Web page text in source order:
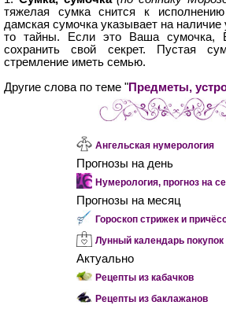
тяжелая сумка снится к
дамская сумочка указывает на
то тайны. Если это Ваша сумочка,
сохранить свой секрет. Пустая
стремление иметь семью.
Другие слова по теме "Предметы,
Ангельская нумерология
Прогнозы на день
Нумерология, прогноз на
Прогнозы на месяц
Гороскоп стрижек и
Лунный календарь
Актуально
Рецепты из кабачков
Рецепты из баклажанов